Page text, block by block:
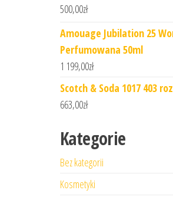
500,00zł
Amouage Jubilation 25
Perfumowana 50ml
1 199,00zł
Scotch & Soda 1017 403
663,00zł
Kategorie
Bez kategorii
Kosmetyki